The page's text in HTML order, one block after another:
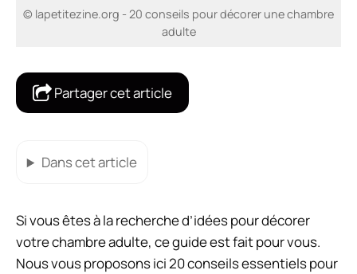
© lapetitezine.org - 20 conseils pour décorer une chambre
adulte
Partager cet article
Dans cet article
Si vous êtes à la recherche d’idées pour décorer
votre chambre adulte, ce guide est fait pour vous.
Nous vous proposons ici 20 conseils essentiels pour